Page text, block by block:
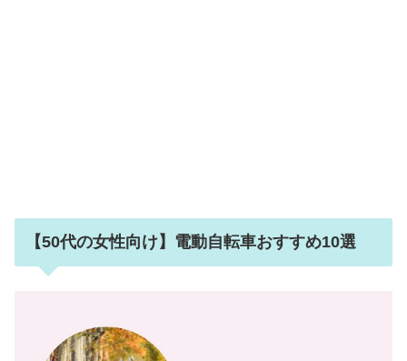
【50代の女性向け】電動自転車おすすめ10選